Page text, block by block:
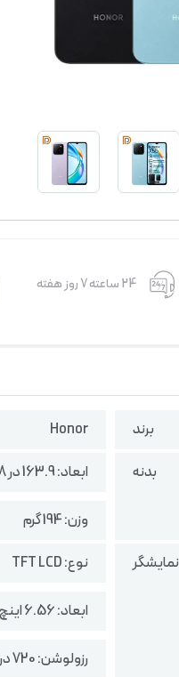
24 ساعته 7 روز هفته
برند
Honor
بدنه
ابعاد: 163.9 در 75.8 در 8.7 میلی‌متر
وزن: 194 گرم
نمایشگر
نوع: TFT LCD
ابعاد: 6.56 اینچ
رزولوشن: 720 در 1612 پیکسل